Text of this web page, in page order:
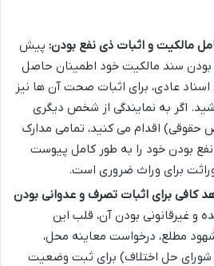
مالکیت و اثبات ذی نفع بودن: پیش
بودن سند مالکیت خود اطمینان حاصل
عادی، برای اثبات صحت آن ها نیز
اگر به نمایندگی از شخص دیگری
حقوقی) اقدام می کنید، تمامی مدارک
بودن خود را به طور کامل پیوست
برای وراث ضروری است.
کافی برای اثبات تصرف و عدوانی بودن
و غیرقانونی بودن آن، قلب این
مطلع، درخواست معاینه محل،
شورای حل اختلاف) برای ثبت وضعیت